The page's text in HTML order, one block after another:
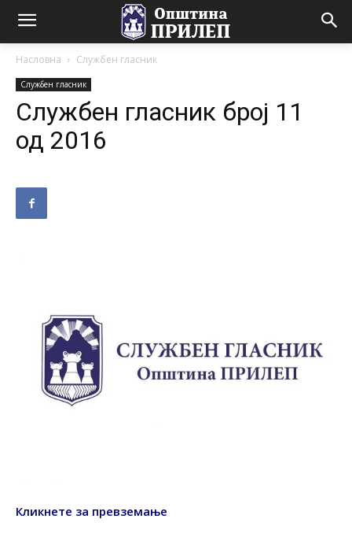
Насловна Службен гласник
Службен гласник
Службен гласник број 11
од 2016
Кликнете за превземање